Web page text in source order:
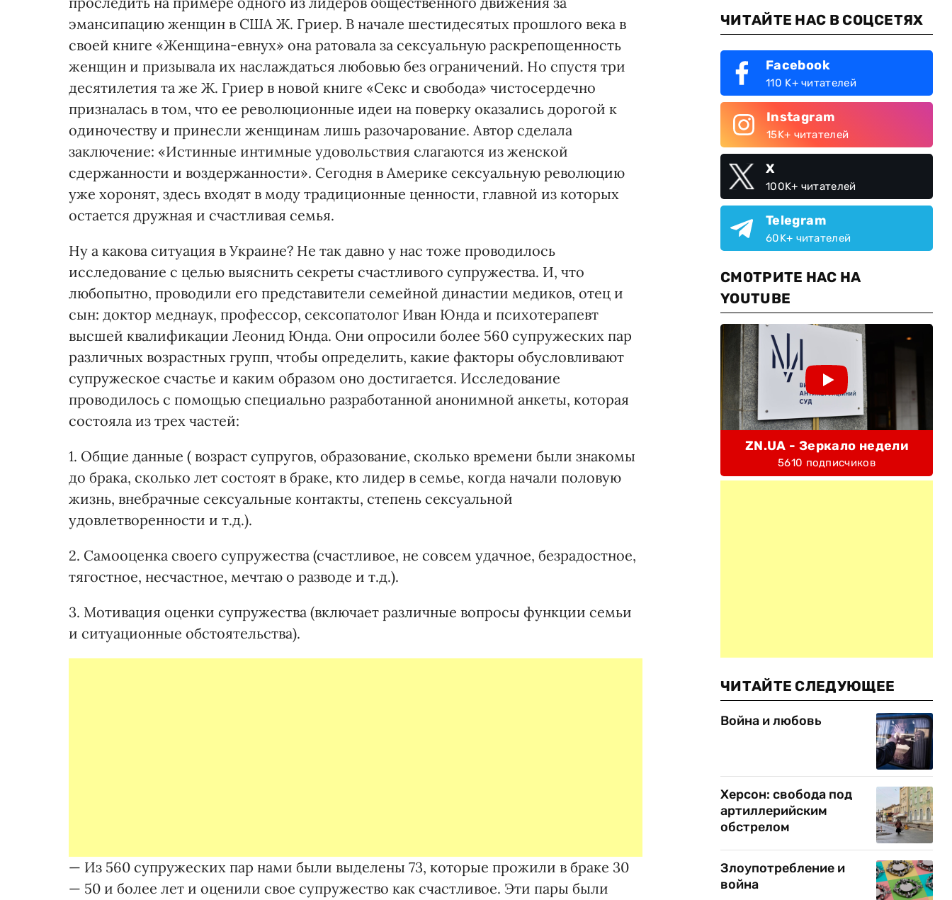
эмансипацию женщин в США Ж. Гриер. В начале шестидесятых прошлого века в
своей книге «Женщина-евнух» она ратовала за сексуальную раскрепощенность
женщин и призывала их наслаждаться любовью без ограничений. Но спустя три
десятилетия та же Ж. Гриер в новой книге «Секс и свобода» чистосердечно
призналась в том, что ее революционные идеи на поверку оказались дорогой к
одиночеству и принесли женщинам лишь разочарование. Автор сделала
заключение: «Истинные интимные удовольствия слагаются из женской
сдержанности и воздержанности». Сегодня в Америке сексуальную революцию
уже хоронят, здесь входят в моду традиционные ценности, главной из которых
остается дружная и счастливая семья.
Ну а какова ситуация в Украине? Не так давно у нас тоже проводилось
исследование с целью выяснить секреты счастливого супружества. И, что
любопытно, проводили его представители семейной династии медиков, отец и
сын: доктор меднаук, профессор, сексопатолог Иван Юнда и психотерапевт
высшей квалификации Леонид Юнда. Они опросили более 560 супружеских пар
различных возрастных групп, чтобы определить, какие факторы обусловливают
супружеское счастье и каким образом оно достигается. Исследование
проводилось с помощью специально разработанной анонимной анкеты, которая
состояла из трех частей:
1. Общие данные ( возраст супругов, образование, сколько времени были знакомы
до брака, сколько лет состоят в браке, кто лидер в семье, когда начали половую
жизнь, внебрачные сексуальные контакты, степень сексуальной
удовлетворенности и т.д.).
2. Самооценка своего супружества (счастливое, не совсем удачное, безрадостное,
тягостное, несчастное, мечтаю о разводе и т.д.).
3. Мотивация оценки супружества (включает различные вопросы функции семьи
и ситуационные обстоятельства).
— Из 560 супружеских пар нами были выделены 73, которые прожили в браке 30
— 50 и более лет и оценили свое супружество как счастливое. Эти пары были
ЧИТАЙТЕ НАС В СОЦСЕТЯХ
Facebook
110 K+ читателей
Instagram
15K+ читателей
X
100K+ читателей
Telegram
60K+ читателей
СМОТРИТЕ НАС НА
YOUTUBE
ZN.UA - Зеркало недели
5610 подписчиков
ЧИТАЙТЕ СЛЕДУЮЩЕЕ
Война и любовь
Херсон: свобода под
артиллерийским
обстрелом
Злоупотребление и
война